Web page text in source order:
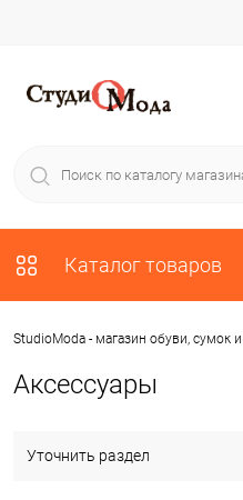
Каталог товаров
StudioModa - магазин обуви, сумок и
Аксессуары
Уточнить раздел